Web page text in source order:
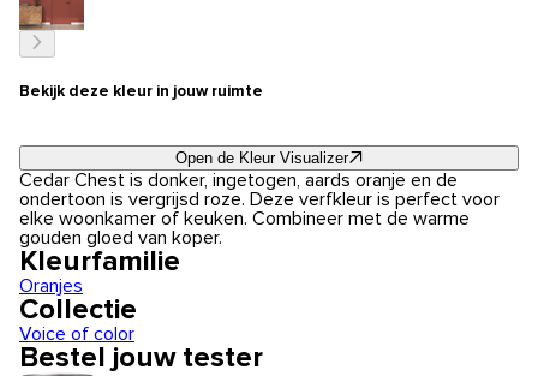
Bekijk deze kleur in jouw ruimte
Open de Kleur Visualizer
Cedar Chest is donker, ingetogen, aards oranje en de
ondertoon is vergrijsd roze. Deze verfkleur is perfect voor
elke woonkamer of keuken. Combineer met de warme
gouden gloed van koper.
Kleurfamilie
Oranjes
Collectie
Voice of color
Bestel jouw tester